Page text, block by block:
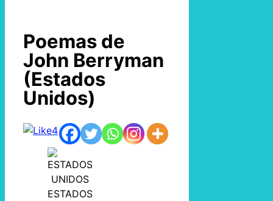
Poemas de
John Berryman
(Estados
Unidos)
4
ESTADOS